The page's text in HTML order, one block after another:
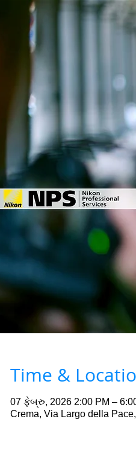
Time &
07 ફેબ્રુ, 2026 2:00 PM –
Crema, Via Largo della